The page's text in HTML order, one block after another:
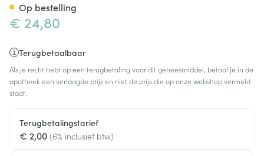
€ 24,80
Terugbetaalbaar
Als je recht hebt op een terugbetaling voor dit geneesmiddel, betaal je in de
apotheek een verlaagde prijs en niet de prijs die op onze webshop vermeld
staat.
Terugbetalingstarief
€ 2,00 (6% inclusief btw)
Op bestelling